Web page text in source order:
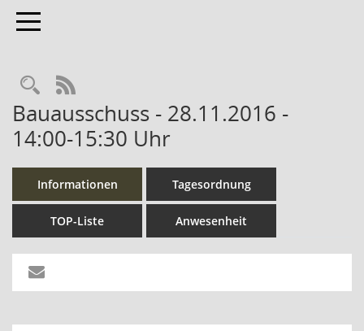
Toggle navigation
Rechercheauswahl
RSS-Feed
Bauausschuss - 28.11.2016 -
14:00-15:30 Uhr
Informationen Tagesordnung
TOP-Liste Anwesenheit